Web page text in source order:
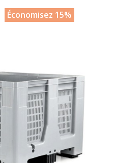
Économisez 15%